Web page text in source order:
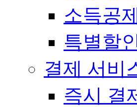
소득공
특별할
결제 서비
즉시 결